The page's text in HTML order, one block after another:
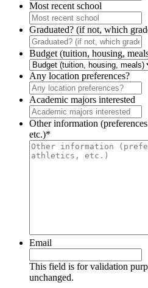
Most recent school
Graduated? (if not, which
Budget (tuition, housing,
Any location preferences?
Academic majors interested
Other information
etc.)*
Email
This field is for validation
unchanged.